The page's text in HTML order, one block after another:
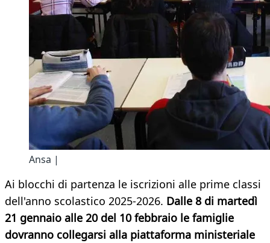
Ansa |
Ai blocchi di partenza le iscrizioni alle prime classi
dell'anno scolastico 2025-2026. Dalle 8 di martedì
21 gennaio alle 20 del 10 febbraio le famiglie
dovranno collegarsi alla piattaforma ministeriale